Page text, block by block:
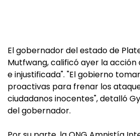
El gobernador del estado de
Mutfwang, calificó ayer la
e injustificada". "El gobierno
proactivas para frenar los
ciudadanos inocentes", detalló
del gobernador.